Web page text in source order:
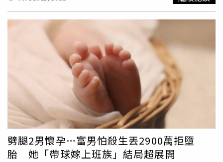
想要一人一半AA制，讓她相當傻眼，甚至認為目前育嬰津貼
很足夠，等我出去工作後保母的錢也一人一半，讓她直言
「不知道結這個婚生這個孩子到底為了什麼」，奉勸網友千
萬不要找這種，什麼都要AA的男人，她如今非常後悔。不少
網友也認為她選錯老公，勸她可以離婚。（示意圖／翻攝自
pixabay）不少網友也認為，「太在意錢的男人一開始就不
要碰」，「認真聽到AA就打槍」、「太過度AA制了吧」、
「真的碰過什麼都要AA還A不公平的人，整個嚇到後來挑選
男友都會看他是不是願意為我付出，後來成為了我老公，婚
後就是什麼都願意疼我的人。」、「沒責任又沒肩膀負擔，
才會講一堆屁話來逃避」、「有抱怨一律勸你離婚，反正離
婚後也是一人一半不需要計較」。
劈腿2男懷孕…富男怕殺生丟2900萬拒墮
胎 她「帶球嫁上班族」結局超展開